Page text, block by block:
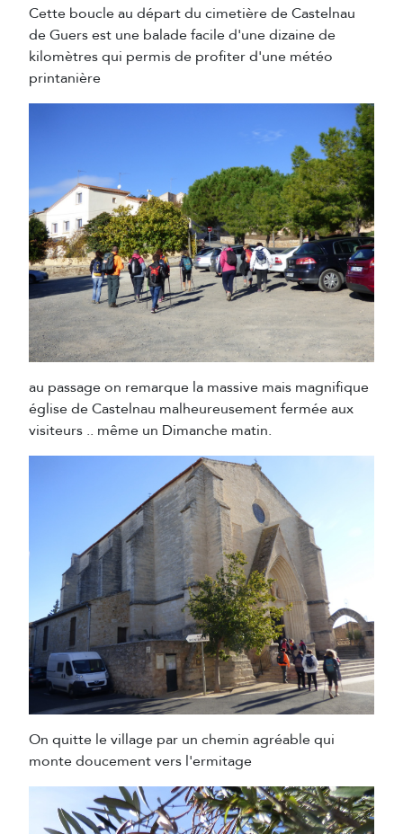
Cette boucle au départ du cimetière de Castelnau
de Guers est une balade facile d'une dizaine de
kilomètres qui permis de profiter d'une météo
printanière
au passage on remarque la massive mais magnifique
église de Castelnau malheureusement fermée aux
visiteurs .. même un Dimanche matin.
On quitte le village par un chemin agréable qui
monte doucement vers l'ermitage